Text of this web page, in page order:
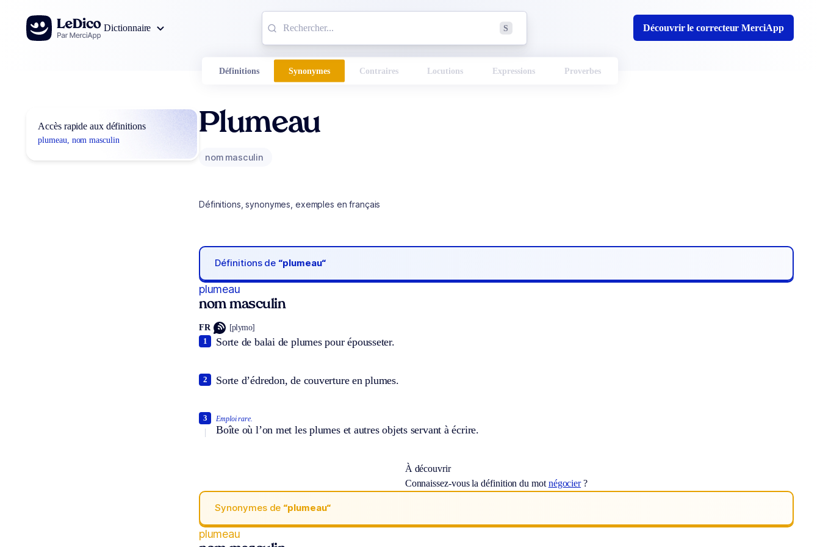
Aller au contenu
Dictionnaire
S Découvrir le correcteur MerciApp
Définitions Synonymes Contraires Locutions Expressions Proverbes
Accès rapide aux définitions
plumeau, nom masculin
Plumeau
nom masculin
Définitions, synonymes, exemples en français
Définitions de “plumeau“
plumeau
nom masculin
FR [plymo]
Sorte de balai de plumes pour épousseter.
1
Sorte d’édredon, de couverture en plumes.
2
Emploi rare.
Boîte où l’on met les plumes et autres objets servant à écrire.
3
À découvrir
Connaissez-vous la définition du mot négocier?
Synonymes de “plumeau“
plumeau